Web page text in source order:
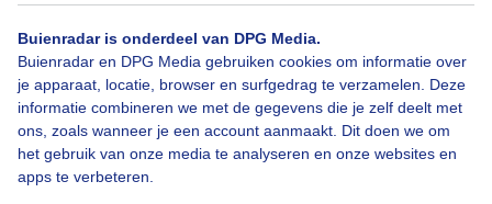
Buienradar is onderdeel van DPG Media.
Buienradar en DPG Media gebruiken cookies om informatie over
je apparaat, locatie, browser en surfgedrag te verzamelen. Deze
informatie combineren we met de gegevens die je zelf deelt met
ons, zoals wanneer je een account aanmaakt. Dit doen we om
het gebruik van onze media te analyseren en onze websites en
apps te verbeteren.
Bekijk slideshow